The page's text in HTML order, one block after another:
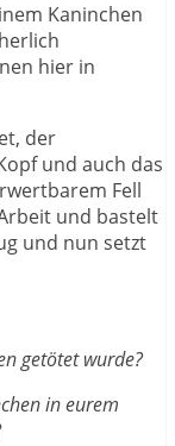
Kaninchen
hier in
der
und auch das
Fell
und bastelt
und nun setzt
getötet wurde?
in eurem